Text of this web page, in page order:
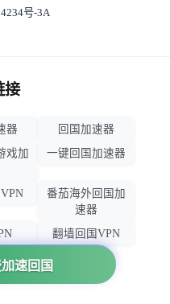
速回国
号-3A
接
器
回国加速器
戏加
一键回国加速器
番茄海外回国加
速器
翻墙回国VPN
回国VPN推荐